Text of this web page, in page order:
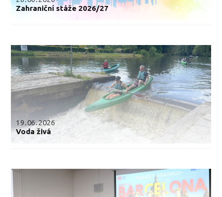
Zahraniční stáže 2026/27
19.06.2026
Voda živá